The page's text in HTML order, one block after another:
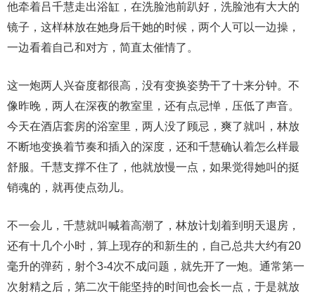
他牵着吕千慧走出浴缸，在洗脸池前趴好，洗脸池有大大的
镜子，这样林放在她身后干她的时候，两个人可以一边操，
一边看着自己和对方，简直太催情了。
这一炮两人兴奋度都很高，没有变换姿势干了十来分钟。不
像昨晚，两人在深夜的教室里，还有点忌惮，压低了声音。
今天在酒店套房的浴室里，两人没了顾忌，爽了就叫，林放
不断地变换着节奏和插入的深度，还和千慧确认着怎么样最
舒服。千慧支撑不住了，他就放慢一点，如果觉得她叫的挺
销魂的，就再使点劲儿。
不一会儿，千慧就叫喊着高潮了，林放计划着到明天退房，
还有十几个小时，算上现存的和新生的，自己总共大约有20
毫升的弹药，射个3-4次不成问题，就先开了一炮。通常第一
次射精之后，第二次干能坚持的时间也会长一点，于是就放